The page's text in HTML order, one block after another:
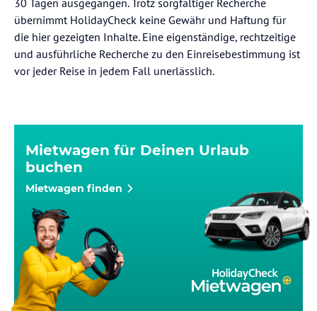
übernimmt HolidayCheck keine Gewähr und Haftung für
die hier gezeigten Inhalte. Eine eigenständige, rechtzeitige
und ausführliche Recherche zu den Einreisebestimmung ist
vor jeder Reise in jedem Fall unerlässlich.
Mietwagen für Deinen Urlaub
buchen
Mietwagen finden